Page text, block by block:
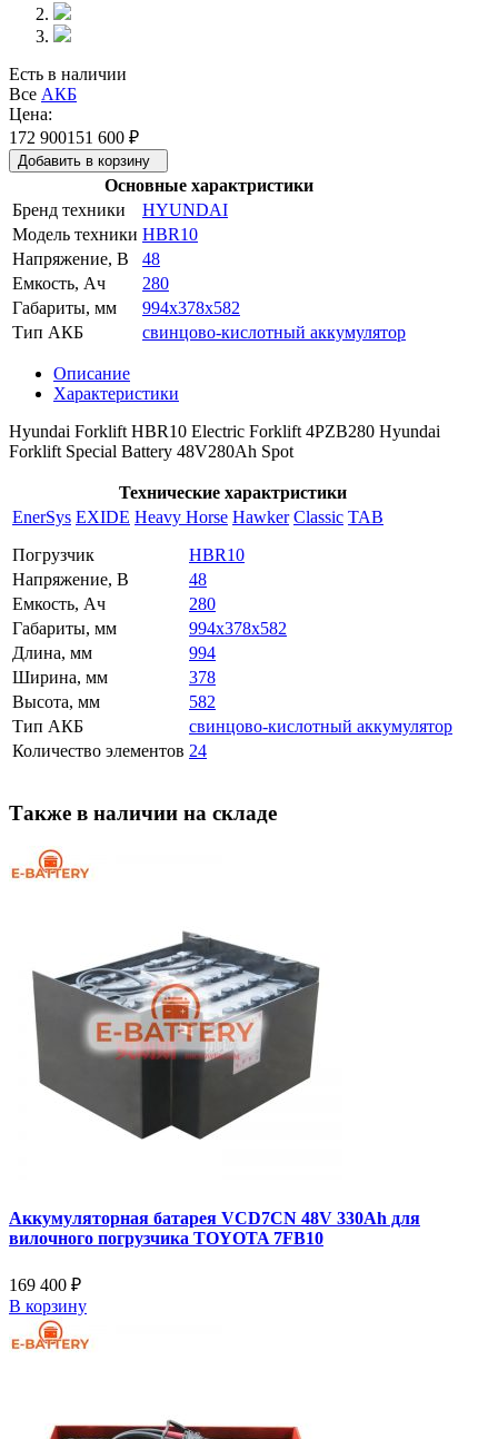
Есть в наличии
Все АКБ
Цена:
172 900151 600 ₽
Добавить в корзину
Основные характристики
Бренд техники
HYUNDAI
Модель техники HBR10
Напряжение, В
48
Емкость, Ач
280
Габариты, мм
994x378x582
Тип АКБ
свинцово-кислотный аккумулятор
Описание
Характеристики
Hyundai Forklift HBR10 Electric Forklift 4PZB280 Hyundai
Forklift Special Battery 48V280Ah Spot
Технические характристики
EnerSys EXIDE Heavy Horse Hawker Classic TAB
Погрузчик
HBR10
Напряжение, В
48
Емкость, Ач
280
Габариты, мм
994x378x582
Длина, мм
994
Ширина, мм
378
Высота, мм
582
Тип АКБ
свинцово-кислотный аккумулятор
Количество элементов 24
Также в наличии на складе
Аккумуляторная батарея VCD7CN 48V 330Ah для
вилочного погрузчика TOYOTA 7FB10
169 400 ₽
В корзину